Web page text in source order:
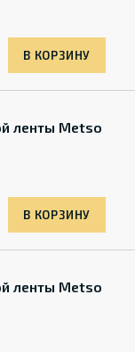
В КОРЗИНУ
ленты Metso
В КОРЗИНУ
ленты Metso